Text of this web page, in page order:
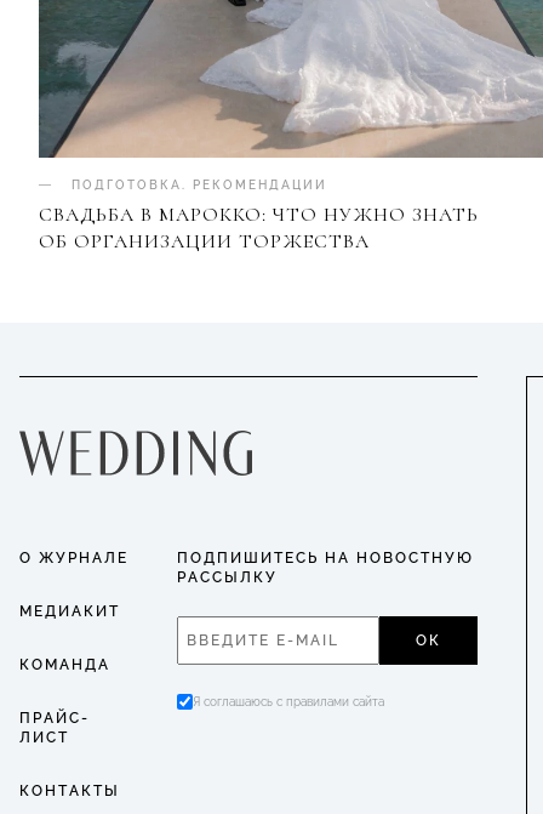
ПОДГОТОВКА РЕКОМЕНДАЦИИ
СВАДЬБА В МАРОККО: ЧТО НУЖНО ЗНАТЬ
ОБ ОРГАНИЗАЦИИ ТОРЖЕСТВА
О ЖУРНАЛЕ
МЕДИАКИТ
КОМАНДА
ПРАЙС-
ЛИСТ
КОНТАКТЫ
ПОДПИШИТЕСЬ НА НОВОСТНУЮ
РАССЫЛКУ
ОК
Я соглашаюсь с правилами сайта